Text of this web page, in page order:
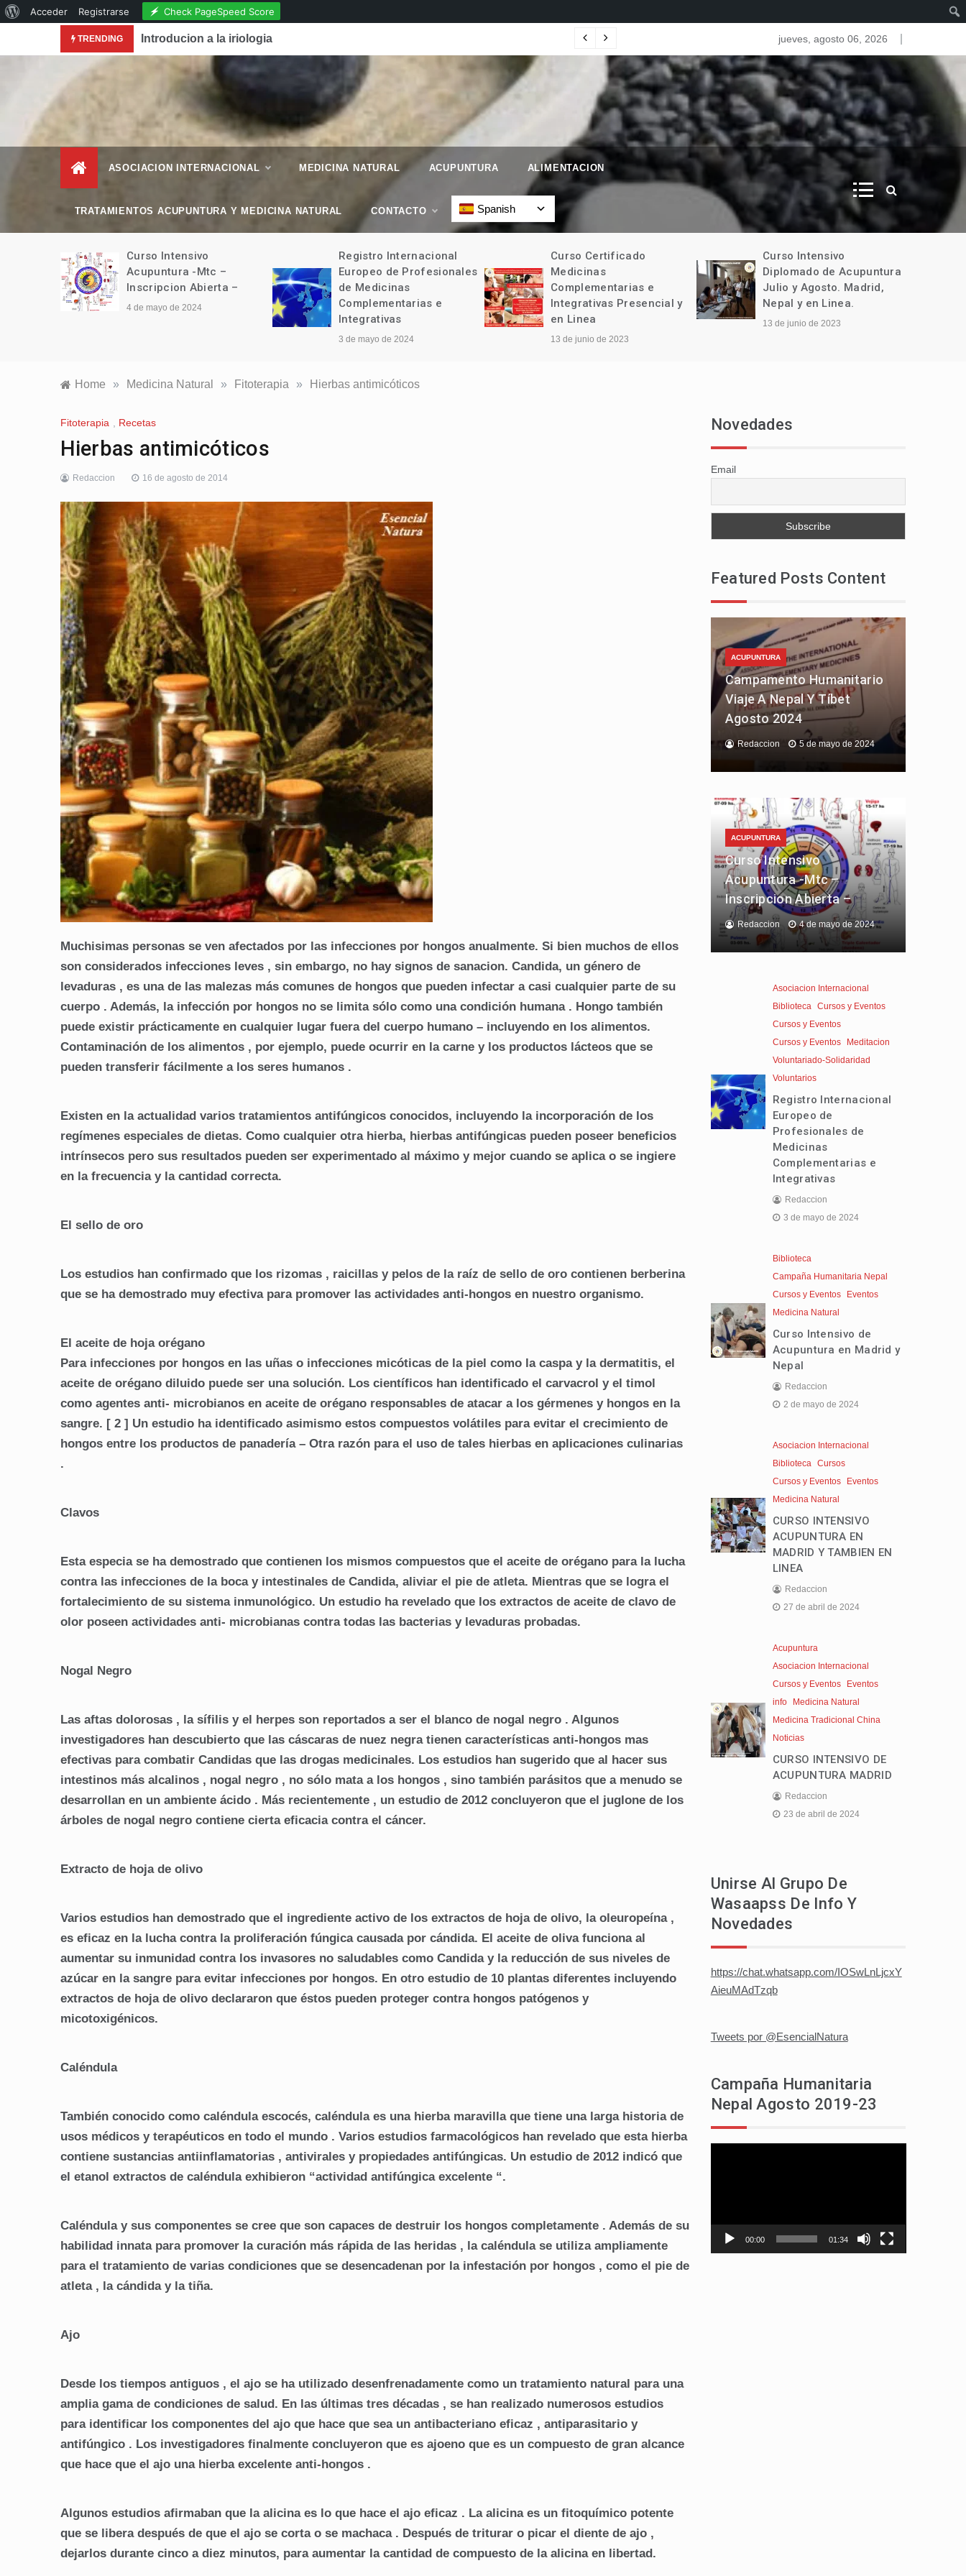
Acerca
WordPress
Acceder Registrarse Check PageSpeed Score
TRENDING
. Reconocimiento de la Acupuntura en la Revista National Geographic.
Introducion a la iriologia jueves, agosto 06, 2026
– Esencial Natura
–
Revista de Vida Natural
ASOCIACION INTERNACIONAL MEDICINA NATURAL ACUPUNTURA ALIMENTACION
TRATAMIENTOS ACUPUNTURA Y MEDICINA NATURAL CONTACTO Spanish
Curso Intensivo
Acupuntura -Mtc –
Inscripcion Abierta –
4 de mayo de 2024
Registro Internacional
Europeo de Profesionales
de Medicinas
Complementarias e
Integrativas
3 de mayo de 2024
Curso Certificado
Medicinas
Complementarias e
Integrativas Presencial y
en Linea
13 de junio de 2023
Curso Intensivo
Diplomado de Acupuntura
Julio y Agosto. Madrid,
Nepal y en Linea.
13 de junio de 2023
Home » Medicina Natural » Fitoterapia » Hierbas antimicóticos
Fitoterapia , Recetas
Hierbas antimicóticos
Redaccion 16 de agosto de 2014
Muchisimas personas se ven afectados por las infecciones por hongos anualmente. Si bien muchos de ellos
son considerados infecciones leves , sin embargo, no hay signos de sanacion. Candida, un género de
levaduras , es una de las malezas más comunes de hongos que pueden infectar a casi cualquier parte de su
cuerpo . Además, la infecciónpor hongos no se limita sólo como una condición humana . Hongo también
puede existir prácticamente en cualquier lugar fuera del cuerpo humano – incluyendo en los alimentos.
Contaminación de los alimentos , por ejemplo, puede ocurrir en la carne y los productos lácteos que se
pueden transferir fácilmente a los seres humanos .
Existen en la actualidad varios tratamientos antifúngicos conocidos, incluyendo la incorporación de los
regímenes especiales de dietas. Como cualquier otra hierba, hierbas antifúngicas pueden poseer beneficios
intrínsecos pero sus resultados pueden ser experimentado al máximo y mejor cuando se aplica o se ingiere
en la frecuencia y la cantidad correcta.
El sello de oro
Los estudios han confirmado que los rizomas , raicillas y pelos de la raíz de sello de oro contienen berberina
que se ha demostrado muy efectiva para promover las actividades anti-hongos en nuestro organismo.
El aceite de hoja orégano
Para infecciones por hongos en las uñas o infecciones micóticas de la piel como la caspa y la dermatitis, el
aceite de orégano diluido puede ser una solución. Los científicos han identificado el carvacrol y el timol
como agentes anti- microbianos en aceite de orégano responsables de atacar a los gérmenes y hongos en la
sangre. [ 2 ] Un estudio ha identificado asimismo estos compuestos volátiles para evitar el crecimiento de
hongos entre los productos de panadería – Otra razón para el uso de tales hierbas en aplicaciones culinarias
.
Clavos
Esta especia se ha demostrado que contienen los mismos compuestos que el aceite de orégano para la lucha
contra las infecciones de la boca y intestinales de Candida, aliviar el pie de atleta. Mientras que se logra el
fortalecimiento de su sistema inmunológico. Un estudio ha revelado que los extractos de aceite de clavo de
olor poseen actividades anti- microbianas contra todas las bacterias y levaduras probadas.
Nogal Negro
Las aftas dolorosas , la sífilis y el herpes son reportados a ser el blanco de nogal negro . Algunos
investigadores han descubierto que las cáscaras de nuez negra tienen características anti-hongos mas
efectivas para combatir Candidas que las drogas medicinales. Los estudios han sugerido que al hacer sus
intestinos más alcalinos , nogal negro , no sólo mata a los hongos , sino también parásitos que a menudo se
desarrollan en un ambiente ácido . Más recientemente , un estudio de 2012 concluyeron que el juglone de los
árboles de nogal negro contiene cierta eficacia contra el cáncer.
Extracto de hoja de olivo
Varios estudios han demostrado que el ingrediente activo de los extractos de hoja de olivo, la oleuropeína ,
es eficaz en la lucha contra la proliferación fúngica causada por cándida. El aceite de oliva funciona al
aumentar su inmunidad contra los invasores no saludables como Candida y la reducción de sus niveles de
azúcar en la sangre para evitar infecciones por hongos. En otro estudio de 10 plantas diferentes incluyendo
extractos de hoja de olivo declararon que éstos pueden proteger contra hongos patógenos y
micotoxigénicos.
Caléndula
También conocido como caléndula escocés, caléndula es una hierba maravilla que tiene una larga historia de
usos médicos y terapéuticos en todo el mundo . Varios estudios farmacológicos han revelado que esta hierba
contiene sustancias antiinflamatorias , antivirales y propiedades antifúngicas. Un estudio de 2012 indicó que
el etanol extractos de caléndula exhibieron “actividad antifúngica excelente “.
Caléndula y sus componentes se cree que son capaces de destruir los hongos completamente . Además de su
habilidad innata para promover la curación más rápida de las heridas , la caléndula se utiliza ampliamente
para el tratamiento de varias condiciones que se desencadenan por la infestación por hongos , como el pie de
atleta , la cándida y la tiña.
Ajo
Desde los tiempos antiguos , el ajo se ha utilizado desenfrenadamente como un tratamiento natural para una
amplia gama de condiciones de salud. En las últimas tres décadas , se han realizado numerosos estudios
para identificar los componentes del ajo que hace que sea un antibacteriano eficaz , antiparasitario y
antifúngico . Los investigadores finalmente concluyeron que es ajoeno que es un compuesto de gran alcance
que hace que el ajo una hierba excelente anti-hongos .
Algunos estudios afirmaban que la alicina es lo que hace el ajo eficaz . La alicina es un fitoquímico potente
que se libera después de que el ajo se corta o se machaca . Después de triturar o picar el diente de ajo ,
dejarlos durante cinco a diez minutos, para aumentar la cantidad de compuesto de la alicina en libertad.
Novedades
Email
Featured Posts Content
ACUPUNTURA
Campamento Humanitario
Viaje A Nepal Y Tíbet
Agosto 2024
Redaccion 5 de mayo de 2024
ACUPUNTURA
Curso Intensivo
Acupuntura -Mtc –
Inscripcion Abierta –
Redaccion 4 de mayo de 2024
Asociacion Internacional
Biblioteca Cursos y Eventos
Cursos y Eventos
Cursos y Eventos
Meditacion
Voluntariado-Solidaridad
Voluntarios
Registro Internacional
Europeo de
Profesionales de
Medicinas
Complementarias e
Integrativas
Redaccion
3 de mayo de 2024
Biblioteca
Campaña Humanitaria Nepal
Cursos y Eventos
Eventos
Medicina Natural
Curso Intensivo de
Acupuntura en Madrid y
Nepal
Redaccion
2 de mayo de 2024
Asociacion Internacional
Biblioteca Cursos
Cursos y Eventos
Eventos
Medicina Natural
CURSO INTENSIVO
ACUPUNTURA EN
MADRID Y TAMBIEN EN
LINEA
Redaccion
27 de abril de 2024
Acupuntura
Asociacion Internacional
Cursos y Eventos
Eventos
info
Medicina Natural
Medicina Tradicional China
Noticias
CURSO INTENSIVO DE
ACUPUNTURA MADRID
Redaccion
23 de abril de 2024
Unirse Al Grupo De
Wasaapss De Info Y
Novedades
https://chat.whatsapp.com/IOSwLnLjcxY
AieuMAdTzqb
Tweets por @EsencialNatura
Campaña Humanitaria
Nepal Agosto 2019-23
00:00 01:34